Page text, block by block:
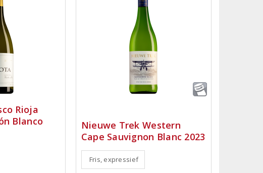
Rioja
Blanco
Nieuwe Trek Western
Cape Sauvignon Blanc 2023
Fris, expressief